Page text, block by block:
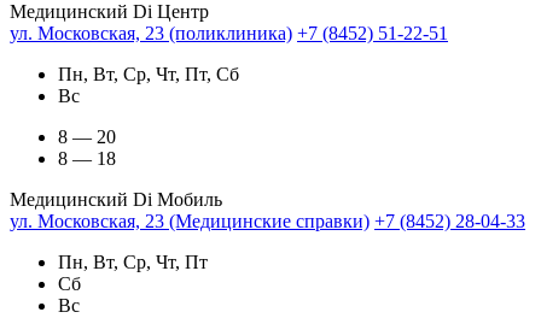
Медицинский Di Центр
ул. Московская, 23 (поликлиника) +7 (8452) 51-22-51
Пн, Вт, Ср, Чт, Пт, Сб
Вс
8 — 20
8 — 18
Медицинский Di Мобиль
ул. Московская, 23 (Медицинские справки) +7 (8452) 28-04-33
Пн, Вт, Ср, Чт, Пт
Сб
Вс